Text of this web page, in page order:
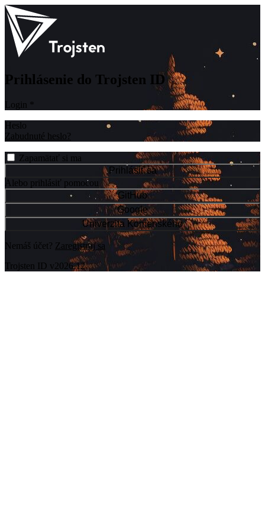
Prihlásenie do Trojsten ID
Login
Heslo
Zabudnuté heslo?
Zapamätať si ma
Prihlásiť sa
Alebo prihlásiť pomocou
GitHub
Google
Univerzita Komenského
Nemáš účet? Zaregistruj sa
Trojsten ID v2026.12